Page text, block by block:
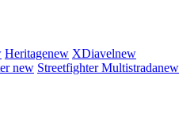
Heritagenew XDiavelnew
new StreetfighterMultistradanew